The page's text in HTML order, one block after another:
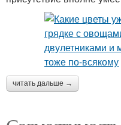
читать дальше →